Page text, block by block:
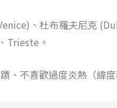
、杜布羅夫尼克
Trieste。
、不喜歡過度炎熱（緯